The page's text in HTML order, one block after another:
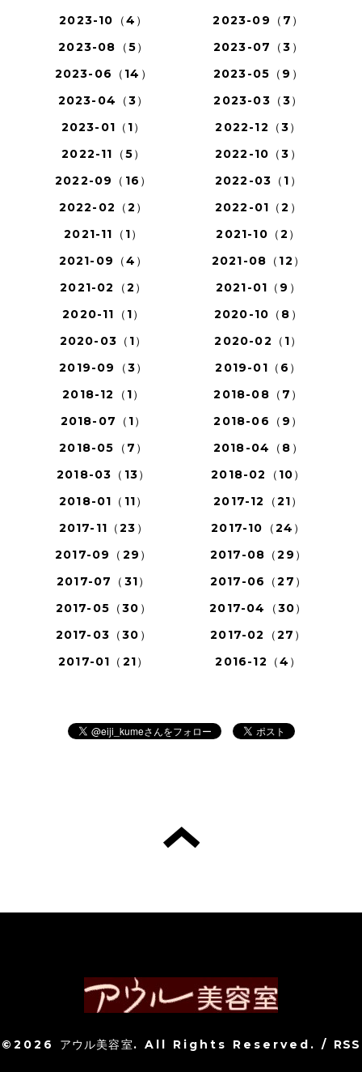
2023-10（4）
2023-09（7）
2023-08（5）
2023-07（3）
2023-06（14）
2023-05（9）
2023-04（3）
2023-03（3）
2023-01（1）
2022-12（3）
2022-11（5）
2022-10（3）
2022-09（16）
2022-03（1）
2022-02（2）
2022-01（2）
2021-11（1）
2021-10（2）
2021-09（4）
2021-08（12）
2021-02（2）
2021-01（9）
2020-11（1）
2020-10（8）
2020-03（1）
2020-02（1）
2019-09（3）
2019-01（6）
2018-12（1）
2018-08（7）
2018-07（1）
2018-06（9）
2018-05（7）
2018-04（8）
2018-03（13）
2018-02（10）
2018-01（11）
2017-12（21）
2017-11（23）
2017-10（24）
2017-09（29）
2017-08（29）
2017-07（31）
2017-06（27）
2017-05（30）
2017-04（30）
2017-03（30）
2017-02（27）
2017-01（21）
2016-12（4）
©2026 アウル美容室. All Rights Reserved. / RSS